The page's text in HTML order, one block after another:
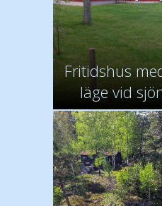
Fritidshus
läge vid